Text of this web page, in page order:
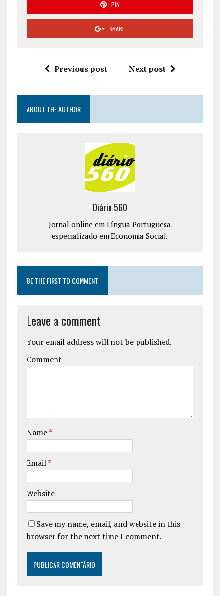
PIN
SHARE
Previous post Next post
ABOUT THE AUTHOR
Diário 560
Jornal online em Língua Portuguesa
especializado em Economia Social.
BE THE FIRST TO COMMENT
Leave a comment
Your email address will not be published.
Comment
Name*
Email*
Website
Save my name, email, and website in this
browser for the next time I comment.